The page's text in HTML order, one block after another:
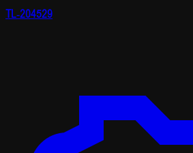
TL-204529